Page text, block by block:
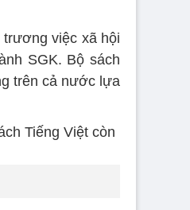
việc xã hội
SGK. Bộ sách
trên cả nước lựa